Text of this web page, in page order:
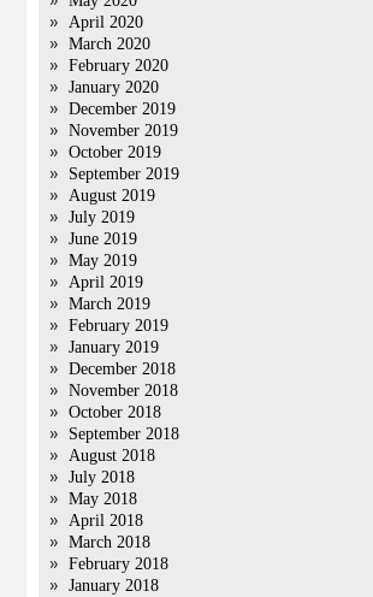
April 2020
March 2020
February 2020
January 2020
December 2019
November 2019
October 2019
September 2019
August 2019
July 2019
June 2019
May 2019
April 2019
March 2019
February 2019
January 2019
December 2018
November 2018
October 2018
September 2018
August 2018
July 2018
May 2018
April 2018
March 2018
February 2018
January 2018